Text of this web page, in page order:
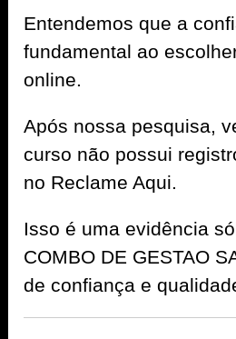
Entendemos que a
fundamental ao
online.
Após nossa pesquisa,
curso não possui
no Reclame Aqui.
Isso é uma evidência
COMBO DE GESTAO
de confiança e